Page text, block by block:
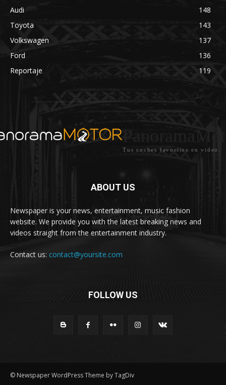
Audi
148
Toyota
143
Volkswagen
137
Ford
136
Reportaje
119
Tus coches favoritos en video.
ABOUT US
Newspaper is your news, entertainment, music fashion
website. We provide you with the latest breaking news and
videos straight from the entertainment industry.
Contact us: contact@yoursite.com
FOLLOW US
© Newspaper WordPress Theme by TagDiv